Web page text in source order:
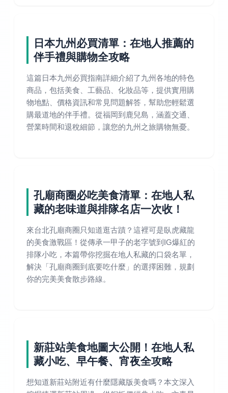
日本九州必買清單：在地人推薦的
伴手禮與購物全攻略
這篇日本九州必買指南詳細介紹了九州各地的特色
商品，包括美食、工藝品、化妝品等，提供實用購
物地點、價格資訊和常見問題解答，幫助您輕鬆選
購最道地的伴手禮。從福岡到鹿兒島，涵蓋交通、
營業時間和退稅細節，讓您的九州之旅購物無憂。
孔廟商圈必吃美食清單：在地人私
藏的老味道與排隊名店一次收！
來台北孔廟商圈只知道逛古蹟？這裡可是臥虎藏龍
的美食激戰區！從傳承一甲子的老字號到IG爆紅的
排隊小吃，本篇帶你挖掘在地人私藏的口袋名單，
解決「孔廟商圈到底要吃什麼」的選擇困難，規劃
你的完美美食散步路線。
新莊站美食地圖大公開！在地人私
藏小吃、早午餐、宵夜全攻略
想知道新莊站附近有什麼隱藏版美食嗎？本文深入